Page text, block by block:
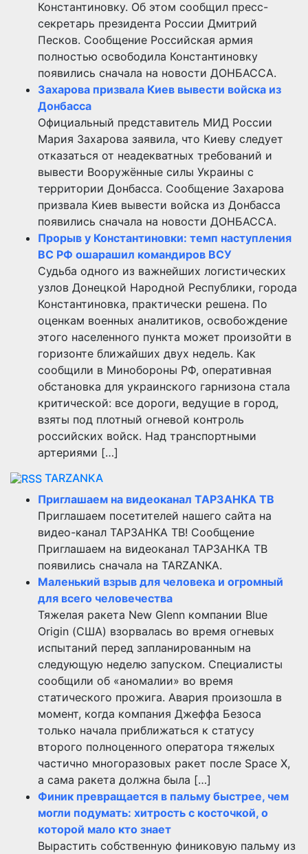
Константиновку. Об этом сообщил пресс-
секретарь президента России Дмитрий
Песков. Сообщение Российская армия
полностью освободила Константиновку
появились сначала на новости ДОНБАССА.
Захарова призвала Киев вывести войска из
Донбасса
Официальный представитель МИД России
Мария Захарова заявила, что Киеву следует
отказаться от неадекватных требований и
вывести Вооружённые силы Украины с
территории Донбасса. Сообщение Захарова
призвала Киев вывести войска из Донбасса
появились сначала на новости ДОНБАССА.
Прорыв у Константиновки: темп наступления
ВС РФ ошарашил командиров ВСУ
Судьба одного из важнейших логистических
узлов Донецкой Народной Республики, города
Константиновка, практически решена. По
оценкам военных аналитиков, освобождение
этого населенного пункта может произойти в
горизонте ближайших двух недель. Как
сообщили в Минобороны РФ, оперативная
обстановка для украинского гарнизона стала
критической: все дороги, ведущие в город,
взяты под плотный огневой контроль
российских войск. Над транспортными
артериями […]
TARZANKA
Приглашаем на видеоканал ТАРЗАНКА ТВ
Приглашаем посетителей нашего сайта на
видео-канал ТАРЗАНКА ТВ! Сообщение
Приглашаем на видеоканал ТАРЗАНКА ТВ
появились сначала на TARZANKA.
Маленький взрыв для человека и огромный
для всего человечества
Тяжелая ракета New Glenn компании Blue
Origin (США) взорвалась во время огневых
испытаний перед запланированным на
следующую неделю запуском. Специалисты
сообщили об «аномалии» во время
статического прожига. Авария произошла в
момент, когда компания Джеффа Безоса
только начала приближаться к статусу
второго полноценного оператора тяжелых
частично многоразовых ракет после Space X,
а сама ракета должна была […]
Финик превращается в пальму быстрее, чем
могли подумать: хитрость с косточкой, о
которой мало кто знает
Вырастить собственную финиковую пальму из